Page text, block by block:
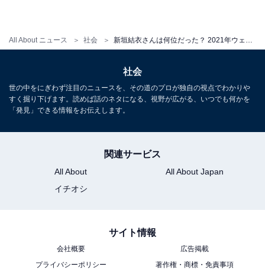
All About ニュース 社会
社会
世の中をにぎわず注目のニュースを、その道のプロが独自の視点でわかりや
すく掘り下げます。読めば話のネタになる、視野が広がる、いつでも何かを
「発見」できる情報をお伝えします。
関連サービス
All About
All About Japan
イチオシ
サイト情報
会社概要
広告掲載
プライバシーポリシー
著作権・商標・免責事項